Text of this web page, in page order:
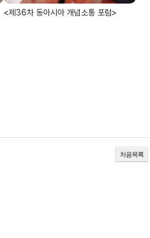
<제36차 동아시아 개념소통 포럼>
처음목록